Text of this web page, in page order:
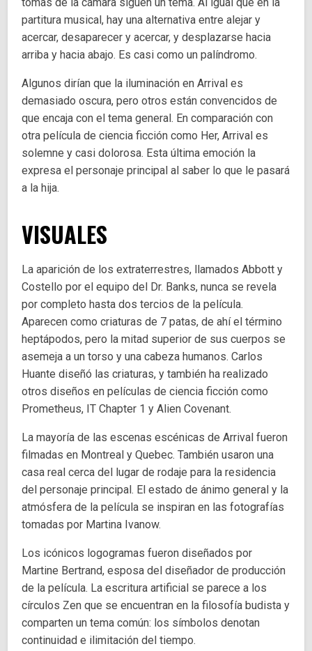
tomas de la cámara siguen un tema. Al igual que en la
partitura musical, hay una alternativa entre alejar y
acercar, desaparecer y acercar, y desplazarse hacia
arriba y hacia abajo. Es casi como un palíndromo.
Algunos dirían que la iluminación en Arrival es
demasiado oscura, pero otros están convencidos de
que encaja con el tema general. En comparación con
otra película de ciencia ficción como Her, Arrival es
solemne y casi dolorosa. Esta última emoción la
expresa el personaje principal al saber lo que le pasará
a la hija.
VISUALES
La aparición de los extraterrestres, llamados Abbott y
Costello por el equipo del Dr. Banks, nunca se revela
por completo hasta dos tercios de la película.
Aparecen como criaturas de 7 patas, de ahí el término
heptápodos, pero la mitad superior de sus cuerpos se
asemeja a un torso y una cabeza humanos. Carlos
Huante diseñó las criaturas, y también ha realizado
otros diseños en películas de ciencia ficción como
Prometheus, IT Chapter 1 y Alien Covenant.
La mayoría de las escenas escénicas de Arrival fueron
filmadas en Montreal y Quebec. También usaron una
casa real cerca del lugar de rodaje para la residencia
del personaje principal. El estado de ánimo general y la
atmósfera de la película se inspiran en las fotografías
tomadas por Martina Ivanow.
Los icónicos logogramas fueron diseñados por
Martine Bertrand, esposa del diseñador de producción
de la película. La escritura artificial se parece a los
círculos Zen que se encuentran en la filosofía budista y
comparten un tema común: los símbolos denotan
continuidad e ilimitación del tiempo.